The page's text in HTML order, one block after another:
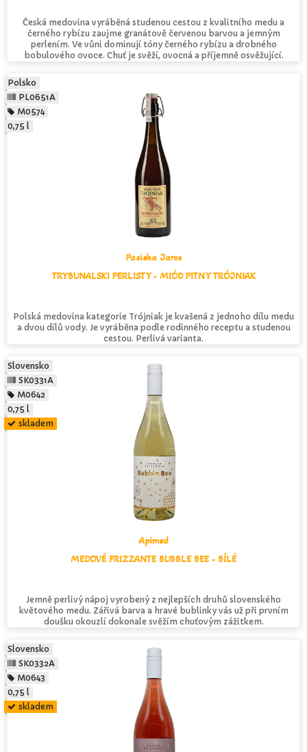
Česká medovina vyráběná studenou cestou z kvalitního medu a
černého rybízu zaujme granátově červenou barvou a jemným
perlením. Ve vůni dominují tóny černého rybízu a drobného
bobulového ovoce. Chuť je svěží, ovocná a příjemně osvěžující.
Pasieka Jaros
TRYBUNALSKI PERLISTY - MIÓD PITNY TRÓJNIAK
Polská medovina kategorie Trójniak je kvašená z jednoho dílu medu
a dvou dílů vody. Je vyráběna podle rodinného receptu a studenou
cestou. Perlivá varianta.
Polsko
PL0651A
M0574
0,75 l
Apimed
MEDOVÉ FRIZZANTE BUBBLE BEE - BÍLÉ
Jemně perlivý nápoj vyrobený z nejlepších druhů slovenského
květového medu. Zářivá barva a hravé bublinky vás už při prvním
doušku okouzlí dokonale svěžím chuťovým zážitkem.
Slovensko
SK0331A
M0642
0,75 l
skladem
Slovensko
SK0332A
M0643
0,75 l
skladem